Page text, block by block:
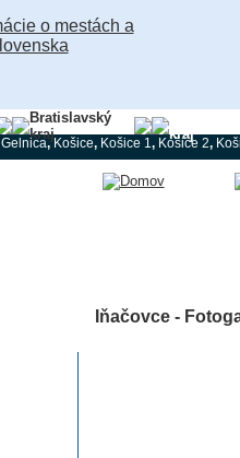
Bratislavský
kraj
kraj
Gelnica,Košice, Košice 1, Košice 2,
Iňačovce -